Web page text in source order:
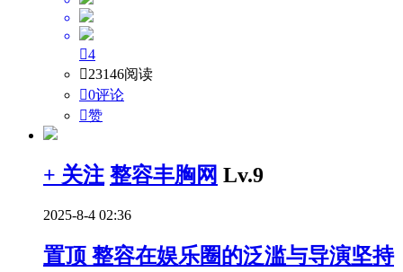
4
23146阅读
0评论
赞
+ 关注 整容丰胸网 Lv.9
2025-8-4 02:36
置顶 整容在娱乐圈的泛滥与导演坚持